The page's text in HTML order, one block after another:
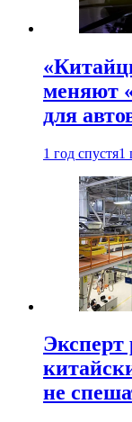
меняют
для
1 год спустя1
Эксперт
не